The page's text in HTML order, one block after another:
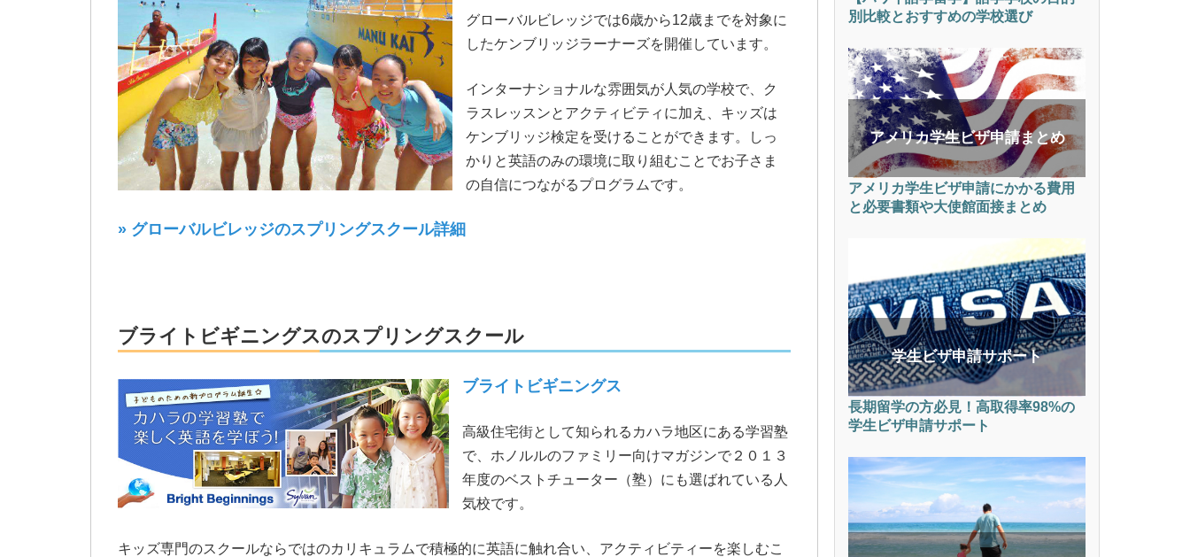
グローバルビレッジでは6歳から12歳までを対象に
したケンブリッジラーナーズを開催しています。
インターナショナルな雰囲気が人気の学校で、ク
ラスレッスンとアクティビティに加え、キッズは
ケンブリッジ検定を受けることができます。しっ
かりと英語のみの環境に取り組むことでお子さま
の自信につながるプログラムです。
» グローバルビレッジのスプリングスクール詳細
ブライトビギニングスのスプリングスクール
ブライトビギニングス
高級住宅街として知られるカハラ地区にある学習塾
で、ホノルルのファミリー向けマガジンで２０１３
年度のベストチューター（塾）にも選ばれている人
気校です。
キッズ専門のスクールならではのカリキュラムで積極的に英語に触れ合い、アクティビティーを楽しむこ
別比較とおすすめの学校選び
アメリカ学生ビザ申請まとめ
アメリカ学生ビザ申請にかかる費用
と必要書類や大使館面接まとめ
学生ビザ申請サポート
長期留学の方必見！高取得率98%の
学生ビザ申請サポート